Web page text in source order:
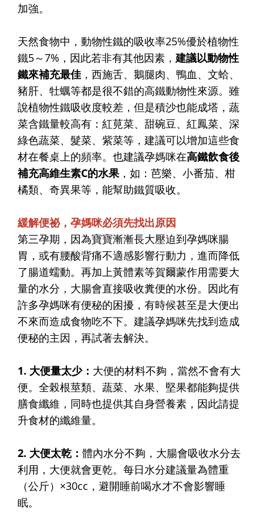
加強。
天然食物中，動物性鐵的吸收率25%優於植物性
鐵5～7%，因此若非有其他因素， 建議以動物性
鐵來補充最佳 ，西施舌、鵝腿肉、鴨血、文蛤、
豬肝、牡蠣等都是很不錯的高鐵動物性來源。雖
說植物性鐵吸收度較差，但是積沙也能成塔，蔬
菜含鐵量較高有：紅莧菜、甜碗豆、紅鳳菜、深
綠色蔬菜、髮菜、紫菜等，建議可以增加這些食
材在餐桌上的頻率。也建議孕媽咪在高鐵飲食後
補充高維生素C的水果 ，如：芭樂、小番茄、柑
橘類、奇異果等，能幫助鐵質吸收。
緩解便祕，孕媽咪必須先找出原因
第三孕期，因為寶寶漸漸長大壓迫到孕媽咪腸
胃，或有腰酸背痛不適感影響行動力，進而降低
了腸道蠕動。再加上黃體素等賀爾蒙作用需要大
量的水分，大腸會直接吸收糞便的水份。因此有
許多孕媽咪有便秘的困擾，有時候甚至是大便出
不來而造成食物吃不下。建議孕媽咪先找到造成
便秘的主因，再試著去解決。
1. 大便量太少： 大便的材料不夠，當然不會有大
便。全榖根莖類、蔬菜、水果、堅果都能夠提供
膳食纖維，同時也提供其自身營養素，因此請提
升食材的纖維量。
2. 大便太乾： 體內水分不夠，大腸會吸收水分去
利用，大便就會更乾。每日水分建議量為體重
（公斤）×30cc，避開睡前喝水才不會影響睡
眠。